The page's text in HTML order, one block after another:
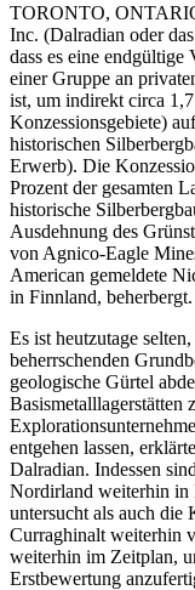
TORONTO,
Inc. (Dalradian oder
dass es eine
einer Gruppe an
ist, um indirekt circa
Konzessionsgebiete)
historischen
Erwerb). Die
Prozent der gesamten
historische
Ausdehnung des
von Agnico-Eagle
American gemeldete
in Finnland, beherbergt.
Es ist heutzutage
beherrschenden
geologische Gürtel
Basismetalllagerstätten
entgehen lassen,
Dalradian. Indessen
Nordirland weiterhin in
untersucht als auch die
Curraghinalt weiterhin
weiterhin im Zeitplan,
Erstbewertung